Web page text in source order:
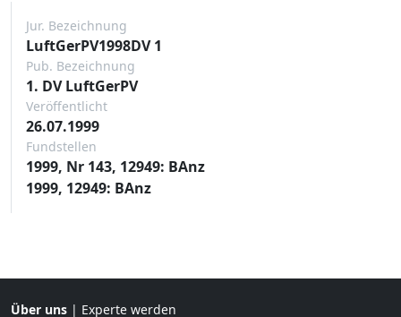
Jur. Bezeichnung
LuftGerPV1998DV 1
Pub. Bezeichnung
1. DV LuftGerPV
Veröffentlicht
26.07.1999
Fundstellen
1999, Nr 143, 12949: BAnz
1999, 12949: BAnz
Über uns | Experte werden